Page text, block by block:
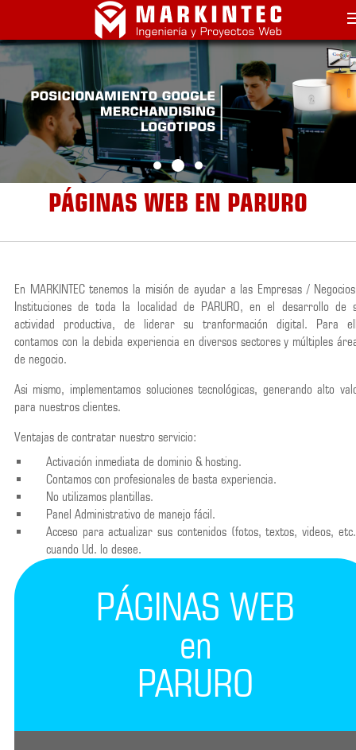
PÁGINAS WEB EN PARURO
En MARKINTEC tenemos la misión de ayudar a las Empresas /
Instituciones de toda la localidad de PARURO, en el desarrollo de
actividad productiva, de liderar su tranformación digital. Para
contamos con la debida experiencia en diversos sectores y múltiples
de negocio.
Asi mismo, implementamos soluciones tecnológicas, generando alto
para nuestros clientes.
Ventajas de contratar nuestro servicio:
Activación inmediata de dominio & hosting.
Contamos con profesionales de basta experiencia.
No utilizamos plantillas.
Panel Administrativo de manejo fácil.
Acceso para actualizar sus contenidos (fotos, textos, videos,
cuando Ud. lo desee.
PÁGINAS WEB
en
PARURO